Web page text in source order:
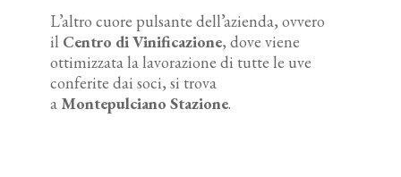
L’altro cuore pulsante dell’azienda, ovvero
il Centro di Vinificazione, dove viene
ottimizzata la lavorazione di tutte le uve
conferite dai soci, si trova
a Montepulciano Stazione.